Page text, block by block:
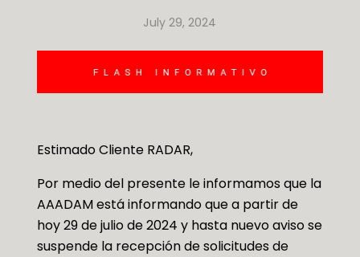
July 29, 2024
Estimado Cliente RADAR,
Por medio del presente le informamos que la
AAADAM está informando que a partir de
hoy 29 de julio de 2024 y hasta nuevo aviso se
suspende la recepción de solicitudes de